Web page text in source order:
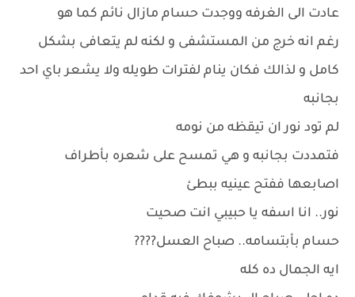
عادت الى الغرفه ووجدت حسام مازال نائم كما هو
رغم انه خرج من المستشفى و لكنه لم يتعافى بشكل
كامل و لذالك فكان ينام لفترات طويله ولا يشعر باي احد
بجانبه
لم تود نور ان تيقظه من نومه
فتمددت بجانبه و هي تمسح على شعره بأطراف
اصابعها ففتح عينيه ببطئ
نور.. انا اسفه يا حبيبي انت صحيت
حسام بأبتسامه.. صباح العسل????
ايه الجمال ده كله